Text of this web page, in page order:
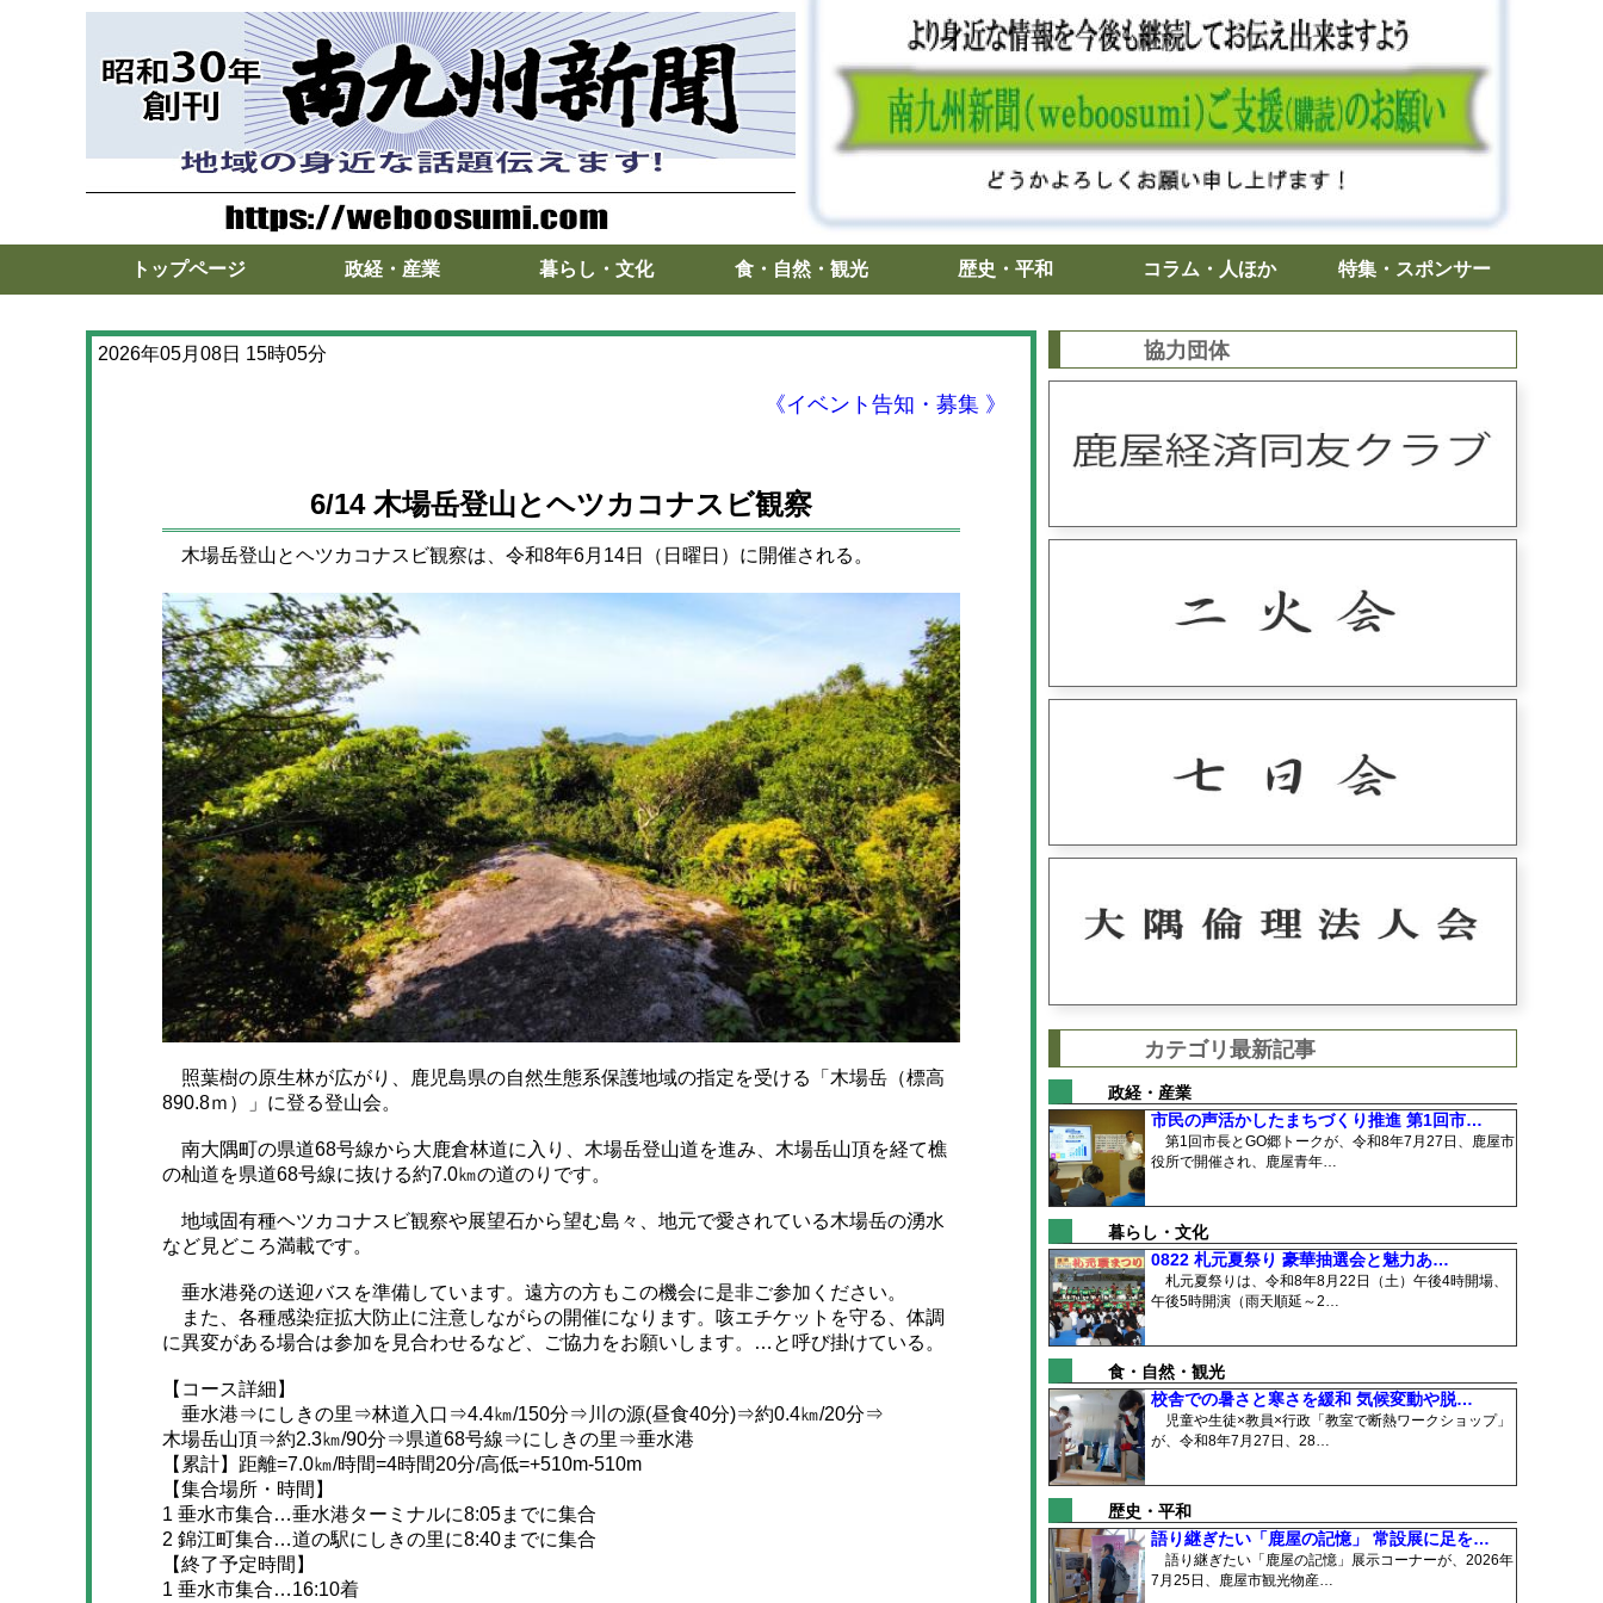
トップページ 政経・産業 暮らし・文化 食・自然・観光 歴史・平和 コラム・人ほか 特集・スポンサー
2026年05月08日 15時05分
《イベント告知・募集 》
6/14 木場岳登山とヘツカコナスビ観察
木場岳登山とヘツカコナスビ観察は、令和8年6月14日（日曜日）に開催される。
照葉樹の原生林が広がり、鹿児島県の自然生態系保護地域の指定を受ける「木場岳（標高
890.8ｍ）」に登る登山会。
南大隅町の県道68号線から大鹿倉林道に入り、木場岳登山道を進み、木場岳山頂を経て樵
の杣道を県道68号線に抜ける約7.0㎞の道のりです。
地域固有種ヘツカコナスビ観察や展望石から望む島々、地元で愛されている木場岳の湧水
など見どころ満載です。
垂水港発の送迎バスを準備しています。遠方の方もこの機会に是非ご参加ください。
また、各種感染症拡大防止に注意しながらの開催になります。咳エチケットを守る、体調
に異変がある場合は参加を見合わせるなど、ご協力をお願いします。…と呼び掛けている。
【コース詳細】
垂水港⇒にしきの里⇒林道入口⇒4.4㎞/150分⇒川の源(昼食40分)⇒約0.4㎞/20分⇒
木場岳山頂⇒約2.3㎞/90分⇒県道68号線⇒にしきの里⇒垂水港
【累計】距離=7.0㎞/時間=4時間20分/高低=+510m-510m
【集合場所・時間】
1 垂水市集合…垂水港ターミナルに8:05までに集合
2 錦江町集合…道の駅にしきの里に8:40までに集合
【終了予定時間】
1 垂水市集合…16:10着
協力団体
カテゴリ最新記事
政経・産業
市民の声活かしたまちづくり推進 第1回市…
第1回市長とGO郷トークが、令和8年7月27日、鹿屋市
役所で開催され、鹿屋青年…
暮らし・文化
0822 札元夏祭り 豪華抽選会と魅力あ…
札元夏祭りは、令和8年8月22日（土）午後4時開場、
午後5時開演（雨天順延～2…
食・自然・観光
校舎での暑さと寒さを緩和 気候変動や脱…
児童や生徒×教員×行政「教室で断熱ワークショップ」
が、令和8年7月27日、28…
歴史・平和
語り継ぎたい「鹿屋の記憶」 常設展に足を…
語り継ぎたい「鹿屋の記憶」展示コーナーが、2026年
7月25日、鹿屋市観光物産…